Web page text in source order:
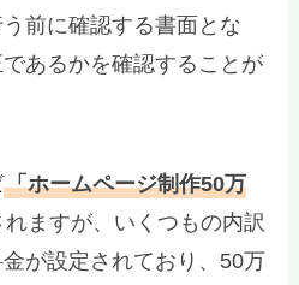
前に確認する書面とな
あるかを確認することが
「ホームページ制作50万
ますが、いくつもの内訳
が設定されており、50万